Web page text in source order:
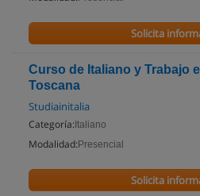
Solicita
Curso de Italiano y Trabajo
Toscana
Studiainitalia
Categoría: Italiano
Modalidad: Presencial
Solicita